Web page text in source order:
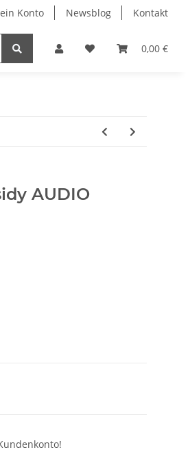
Konto Newsblog Kontakt
0,00 €
AUDIO